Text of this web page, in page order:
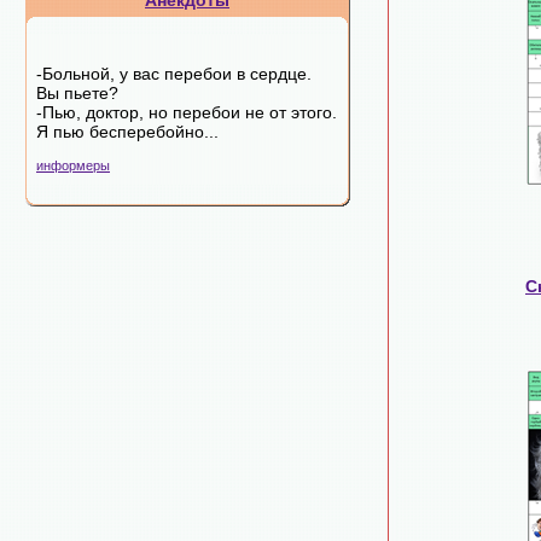
-Больной, у вас перебои в сердце.
Вы пьете?
-Пью, доктор, но перебои не от этого.
Я пью бесперебойно...
информеры